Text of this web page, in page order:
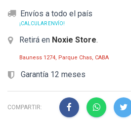
Envíos a todo el país
¡CALCULAR ENVÍO!
Retirá en Noxie Store.
Bauness 1274, Parque Chas, CABA
Garantía 12 meses
COMPARTIR: